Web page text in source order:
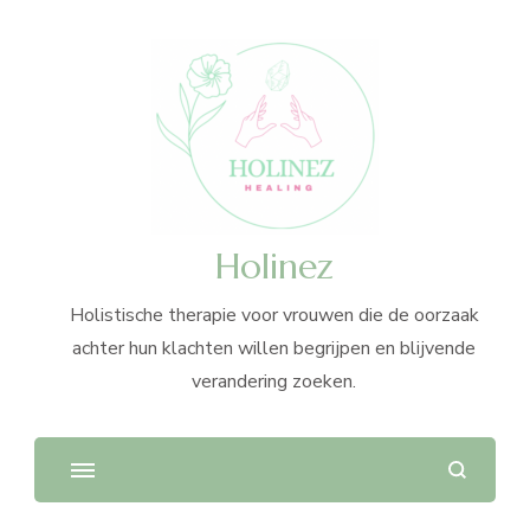
Holinez
Holistische therapie voor vrouwen die de oorzaak
achter hun klachten willen begrijpen en blijvende
verandering zoeken.